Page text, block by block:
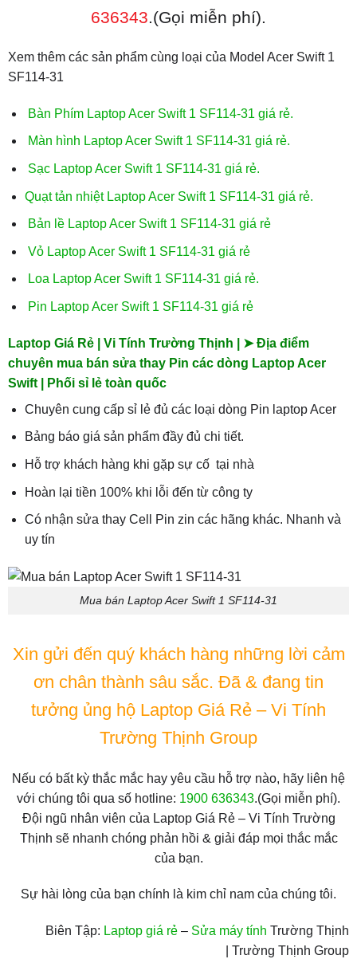
636343.(Gọi miễn phí).
Xem thêm các sản phẩm cùng loại của Model Acer Swift 1
SF114-31
Bàn Phím Laptop Acer Swift 1 SF114-31 giá rẻ.
Màn hình Laptop Acer Swift 1 SF114-31 giá rẻ.
Sạc Laptop Acer Swift 1 SF114-31 giá rẻ.
Quạt tản nhiệt Laptop Acer Swift 1 SF114-31 giá rẻ.
Bản lề Laptop Acer Swift 1 SF114-31 giá rẻ
Vỏ Laptop Acer Swift 1 SF114-31 giá rẻ
Loa Laptop Acer Swift 1 SF114-31 giá rẻ.
Pin Laptop Acer Swift 1 SF114-31 giá rẻ
Laptop Giá Rẻ | Vi Tính Trường Thịnh | ➤ Địa điểm
chuyên mua bán sửa thay Pin các dòng Laptop Acer
Swift | Phối sỉ lẻ toàn quốc
Chuyên cung cấp sỉ lẻ đủ các loại dòng Pin laptop Acer
Bảng báo giá sản phẩm đầy đủ chi tiết.
Hỗ trợ khách hàng khi gặp sự cố tại nhà
Hoàn lại tiền 100% khi lỗi đến từ công ty
Có nhận sửa thay Cell Pin zin các hãng khác. Nhanh và
uy tín
Mua bán Laptop Acer Swift 1 SF114-31
Xin gửi đến quý khách hàng những lời cảm
ơn chân thành sâu sắc. Đã & đang tin
tưởng ủng hộ Laptop Giá Rẻ – Vi Tính
Trường Thịnh Group
Nếu có bất kỳ thắc mắc hay yêu cầu hỗ trợ nào, hãy liên hệ
với chúng tôi qua số hotline: 1900 636343.(Gọi miễn phí).
Đội ngũ nhân viên của Laptop Giá Rẻ – Vi Tính Trường
Thịnh sẽ nhanh chóng phản hồi & giải đáp mọi thắc mắc
của bạn.
Sự hài lòng của bạn chính là kim chỉ nam của chúng tôi.
Biên Tập: Laptop giá rẻ – Sửa máy tính Trường Thịnh
| Trường Thịnh Group